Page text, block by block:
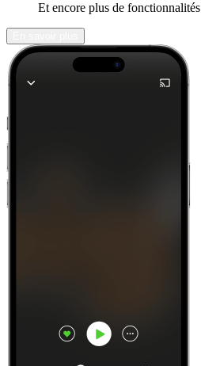
Et encore plus de fonctionnalités